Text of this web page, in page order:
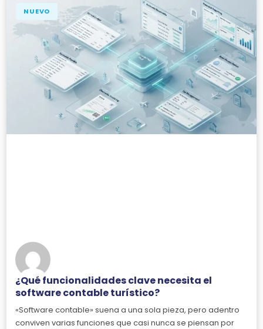
NUEVO
¿Qué funcionalidades clave necesita el
software contable turístico?
«Software contable» suena a una sola pieza, pero adentro
conviven varias funciones que casi nunca se piensan por